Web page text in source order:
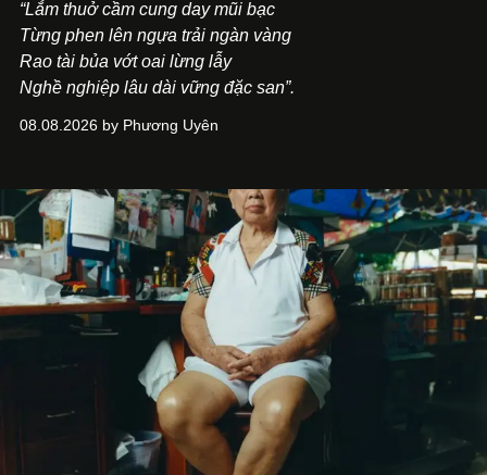
“Lắm thuở cầm cung day mũi bạc
Từng phen lên ngựa trải ngàn vàng
Rao tài bủa vớt oai lừng lẫy
Nghề nghiệp lâu dài vững đặc san”.
08.08.2026 by Phương Uyên